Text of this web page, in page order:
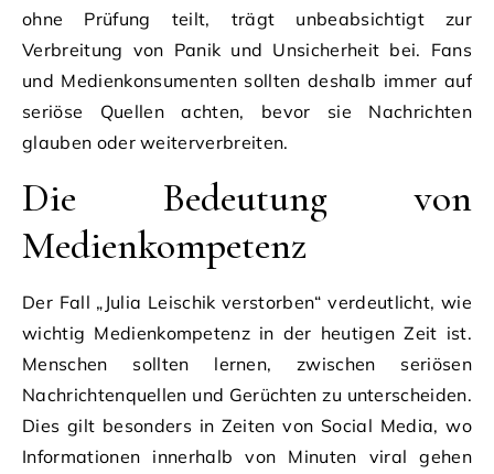
ohne Prüfung teilt, trägt unbeabsichtigt zur
Verbreitung von Panik und Unsicherheit bei. Fans
und Medienkonsumenten sollten deshalb immer auf
seriöse Quellen achten, bevor sie Nachrichten
glauben oder weiterverbreiten.
Die Bedeutung von
Medienkompetenz
Der Fall „Julia Leischik verstorben“ verdeutlicht, wie
wichtig Medienkompetenz in der heutigen Zeit ist.
Menschen sollten lernen, zwischen seriösen
Nachrichtenquellen und Gerüchten zu unterscheiden.
Dies gilt besonders in Zeiten von Social Media, wo
Informationen innerhalb von Minuten viral gehen